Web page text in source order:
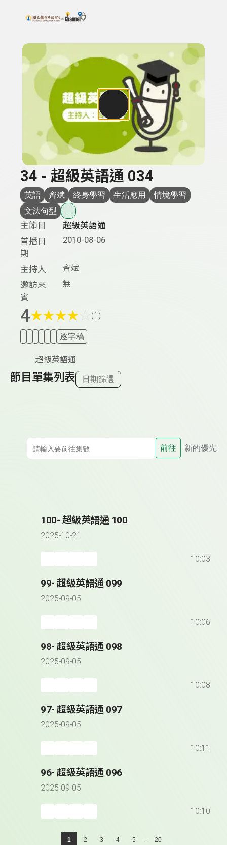
上方功能區塊
搜尋關鍵字：可輸入節目名稱、主持人或關鍵字
34 - 超級英語通 034
英語 齊斌 終身學習 生活應用
情境學習
文法句型
...
主節目
超級英語通
首播日
期
2010-08-06
主持人 齊斌
邀訪來
賓
無
4★★★★ (1)
逐字稿
超級英語通
節目單集列表 日期篩選
前往 新的優先
100- 超級英語通 100
2025-10-21
10:03
99- 超級英語通 099
2025-09-05
10:06
98- 超級英語通 098
2025-09-05
10:08
97- 超級英語通 097
2025-09-05
10:11
96- 超級英語通 096
2025-09-05
10:10
1 2 3 4 5 ... 20